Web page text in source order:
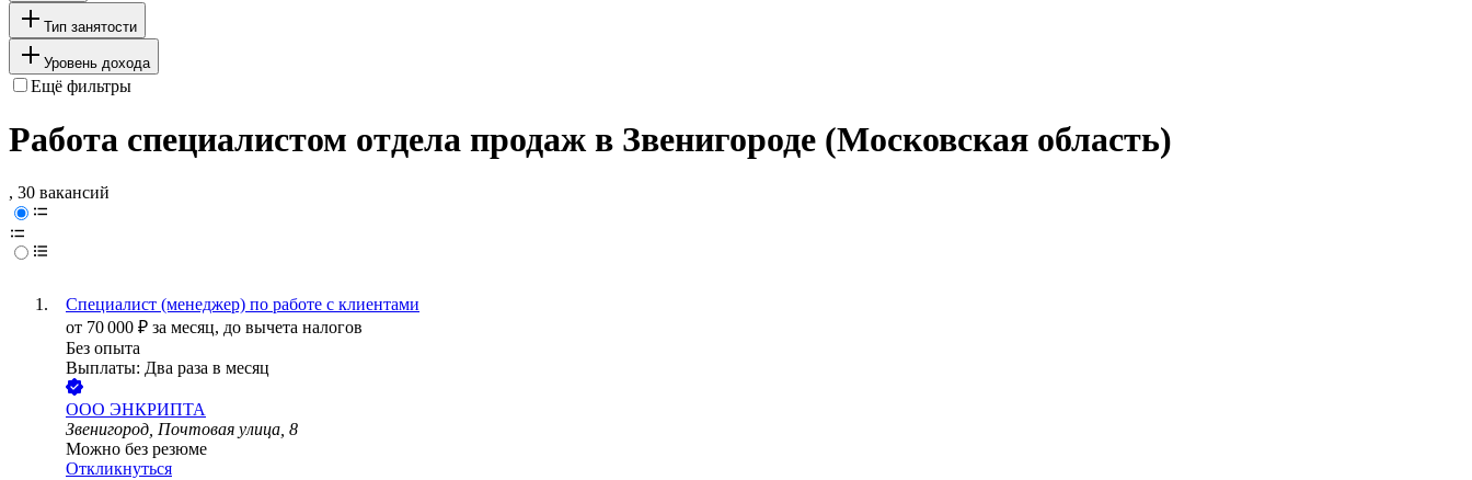
Тип занятости
Уровень дохода
Ещё фильтры
Работа специалистом отдела продаж в Звенигороде (Московская область)
, 30 вакансий
Специалист (менеджер) по работе с клиентами
от 70 000 ₽ за месяц, до вычета налогов
Без опыта
Выплаты: Два раза в месяц
ООО ЭНКРИПТА
Звенигород, Почтовая улица, 8
Можно без резюме
Откликнуться